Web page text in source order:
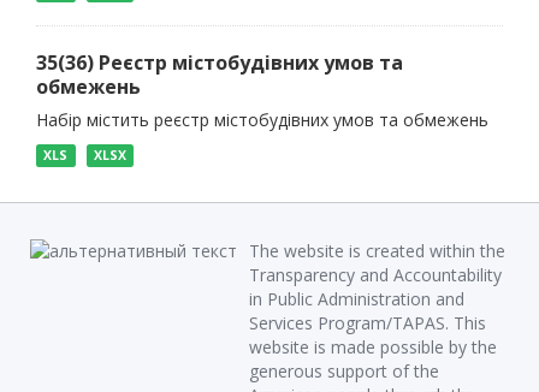
35(36) Реєстр містобудівних умов та
обмежень
Набір містить реєстр містобудівних умов та обмежень
XLS XLSX
The website is created within the
Transparency and Accountability
in Public Administration and
Services Program/TAPAS. This
website is made possible by the
generous support of the